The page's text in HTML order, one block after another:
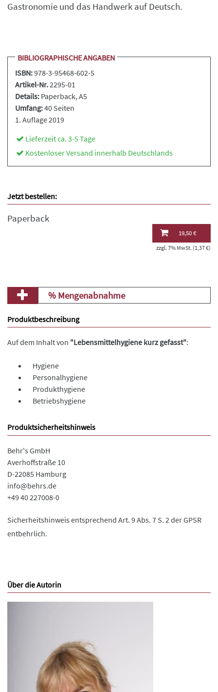
Gastronomie und das Handwerk auf Deutsch.
BIBLIOGRAPHISCHE ANGABEN
ISBN:978-3-95468-602-5
Artikel-Nr.2295-01
Details: Paperback, A5
Umfang:40 Seiten
1. Auflage 2019
Lieferzeit ca. 3-5 Tage
Kostenloser Versand innerhalb Deutschlands
Jetzt bestellen:
Paperback
19,50 €
zzgl. 7% MwSt. (1,37 €)
% Mengenabnahme
Produktbeschreibung
Auf dem Inhalt von "Lebensmittelhygiene kurz gefasst":
Hygiene
Personalhygiene
Produkthygiene
Betriebshygiene
Produktsicherheitshinweis
Behr's GmbH
Averhoffstraße 10
D-22085 Hamburg
info@behrs.de
+49 40 227008-0
Sicherheitshinweis entsprechend Art. 9 Abs. 7 S. 2 der GPSR
entbehrlich.
Über die Autorin